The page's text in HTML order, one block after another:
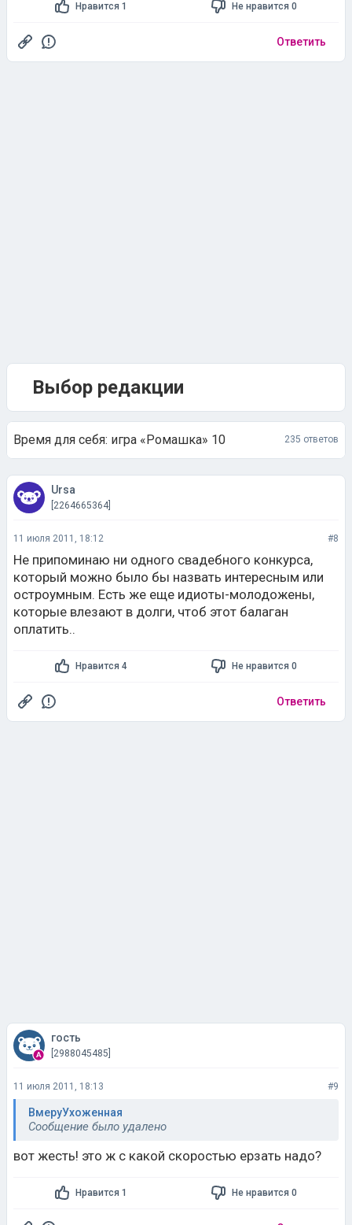
Нравится 1 Не нравится 0
Ответить
Выбор редакции
Время для себя: игра «Ромашка» 10 235 ответов
Ursa
[2264665364]
11 июля 2011, 18:12 #8
Не припоминаю ни одного свадебного конкурса,
который можно было бы назвать интересным или
остроумным. Есть же еще идиоты-молодожены,
которые влезают в долги, чтоб этот балаган
оплатить..
Нравится 4 Не нравится 0
Ответить
гость
[2988045485]
11 июля 2011, 18:13 #9
ВмеруУхоженная
Сообщение было удалено
вот жесть! это ж с какой скоростью ерзать надо?
Нравится 1 Не нравится 0